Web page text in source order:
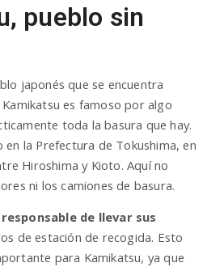
pueblo sin
japonés que se encuentra
es famoso por algo
toda la basura que hay.
en la Prefectura de Tokushima, en
Hiroshima y Kioto. Aquí no
ni los camiones de basura.
de llevar sus
de estación de recogida. Esto
para Kamikatsu, ya que